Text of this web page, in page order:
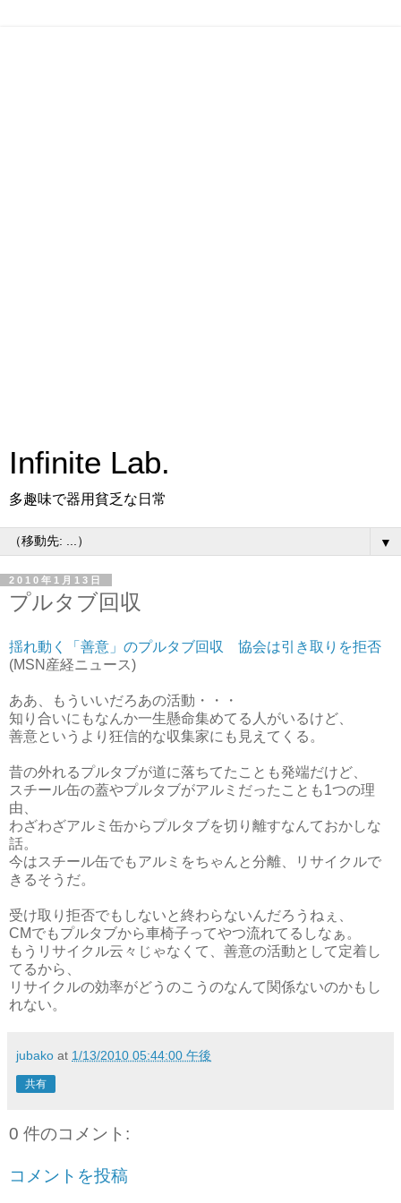
Infinite Lab.
多趣味で器用貧乏な日常
▼
2010年1月13日
プルタブ回収
揺れ動く「善意」のプルタブ回収 協会は引き取りを拒否
(MSN産経ニュース)
ああ、もういいだろあの活動・・・
知り合いにもなんか一生懸命集めてる人がいるけど、
善意というより狂信的な収集家にも見えてくる。
昔の外れるプルタブが道に落ちてたことも発端だけど、
スチール缶の蓋やプルタブがアルミだったことも1つの理
由、
わざわざアルミ缶からプルタブを切り離すなんておかしな
話。
今はスチール缶でもアルミをちゃんと分離、リサイクルで
きるそうだ。
受け取り拒否でもしないと終わらないんだろうねぇ、
CMでもプルタブから車椅子ってやつ流れてるしなぁ。
もうリサイクル云々じゃなくて、善意の活動として定着し
てるから、
リサイクルの効率がどうのこうのなんて関係ないのかもし
れない。
jubako at 1/13/2010 05:44:00 午後
共有
0 件のコメント:
コメントを投稿